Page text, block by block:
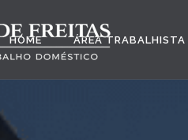
HOME ÁREA TRABALHISTA